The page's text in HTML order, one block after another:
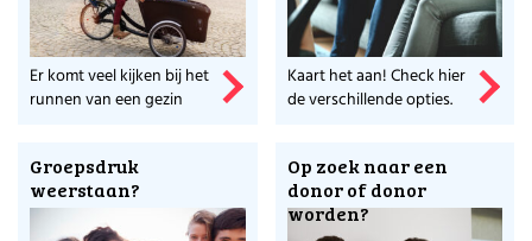
Naar de middelbare school
Als ze dan gaan, check wat erbij komt kijken.
een middelbare school.
Scholen op de kaart
Er komt veel kijken bij het
runnen van een gezin
Kaart het aan! Check hier
de verschillende opties.
Groepsdruk
weerstaan?
Op zoek naar een
donor of donor
worden?